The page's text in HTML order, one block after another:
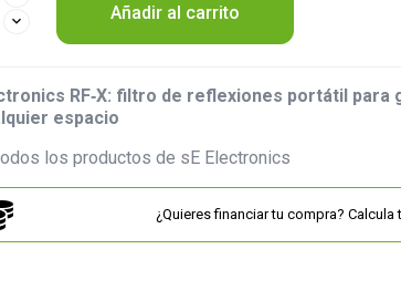
Añadir al carrito
RF‑X: filtro de reflexiones portátil
espacio
¿Quieres financiar tu compra? Calcula